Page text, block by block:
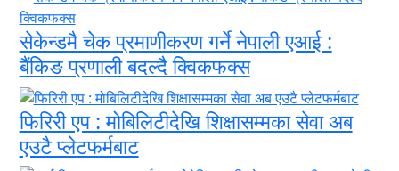
सेकेन्डमै चेक प्रमाणीकरण गर्ने नेपाली एआई :
बैंकिङ प्रणाली बदल्दै क्विकफक्स
फिरिरी एप : मोबिलिटीदेखि शिक्षासम्मका सेवा अब
एउटै प्लेटफर्मबाट